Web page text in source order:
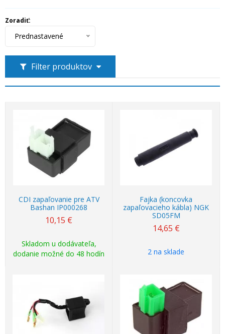
Filter produktov
Zoradiť:
Prednastavené
CDI zapaľovanie pre ATV
Bashan IP000268
10,15 €
Skladom u dodávateľa,
dodanie možné do 48 hodín
Fajka (koncovka
zapaľovacieho kábla) NGK
SD05FM
14,65 €
2 na sklade